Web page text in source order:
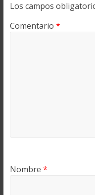
Los campos
Comentario *
Nombre *